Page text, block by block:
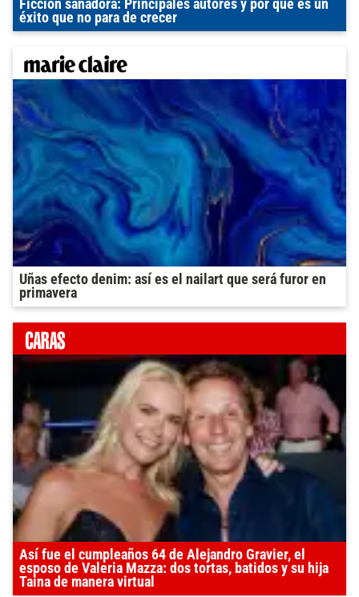
Ficción sanadora: Principales autores y por qué es un
éxito que no para de crecer
Uñas efecto denim: así es el nailart que será furor en
primavera
Así fue el cumpleaños 64 de Alejandro Gravier, el
esposo de Valeria Mazza: dos tortas, batidos y su hija
Taina de manera virtual